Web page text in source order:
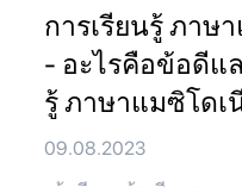
การเรียนรู้ ภาษ
- อะไรคือข้อดีแ
รู้ ภาษาแมซิโดเ
09.08.2023